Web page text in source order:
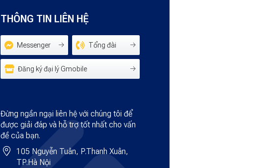
THÔNG TIN LIÊN HỆ
Messenger Tổng đài
Đăng ký đại lý Gmobile
Đừng ngần ngại liên hệ với chúng tôi để
được giải đáp và hỗ trợ tốt nhất cho vấn
đề của bạn.
105 Nguyễn Tuân, P.Thanh Xuân,
TP.Hà Nội